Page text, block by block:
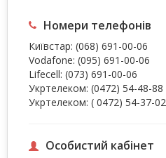
Номери телефонів
Київстар: (068) 691-00-06
Vodafone: (095) 691-00-06
Lifecell: (073) 691-00-06
Укртелеком: (0472) 54-48-88
Укртелеком: ( 0472) 54-37-02
Особистий кабінет